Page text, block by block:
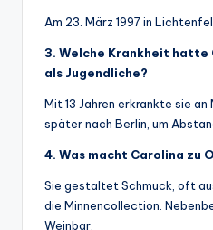
Am 23. März 1997 in
3. Welche Krankheit hatte
als Jugendliche?
Mit 13 Jahren erkrankte sie
später nach Berlin, um
4. Was macht Carolina zu
Sie gestaltet Schmuck, oft
die Minnencollection.
Weinbar.